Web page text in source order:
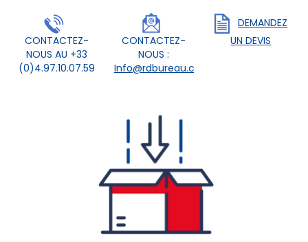
CONTACTEZ-
NOUS AU +33
(0)4.97.10.07.59
CONTACTEZ-
NOUS :
Info@rdbureau.com
DEMANDEZ
UN DEVIS